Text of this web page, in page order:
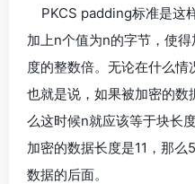
PKCS padding标准是这
加上n个值为n的字节，使
度的整数倍。无论在什么情
也就是说，如果被加密的数
么这时候n就应该等于块长
加密的数据长度是11，那
数据的后面。